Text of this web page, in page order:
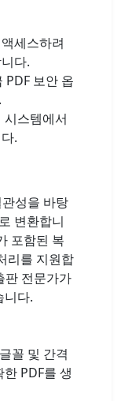
세스하려
다.
PDF 보안 옵
스템에서
.
성을 바탕
변환합니
포함된 복
리를 지원합
전문가가
니다.
꼴 및 간격
PDF를 생